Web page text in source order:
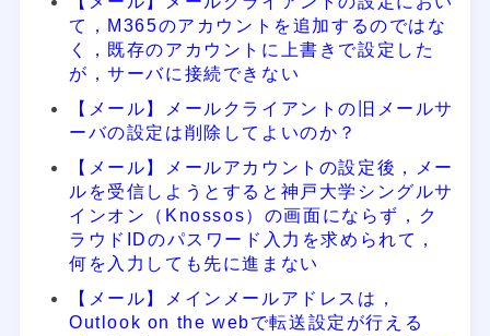
て，M365のアカウントを追加するのではな
く，既存のアカウントに上書きで設定した
が，サーバに接続できない
【メール】メールクライアントの旧メールサ
ーバの設定は削除してよいのか？
【メール】メールアカウントの設定後，メー
ルを受信しようとすると神戸大学シングルサ
インオン（Knossos）の画面にならず，ク
ラウドIDのパスワード入力を求められて，
何を入力しても先に進まない
【メール】メインメールアドレスは，
Outlook on the webで転送設定が行える